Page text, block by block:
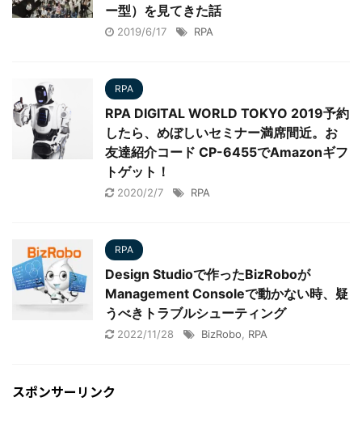
ー型）を見てきた話
2019/6/17 RPA
RPA
RPA DIGITAL WORLD TOKYO 2019予約
したら、めぼしいセミナー満席間近。お
友達紹介コード CP-6455でAmazonギフ
トゲット！
2020/2/7 RPA
RPA
Design Studioで作ったBizRoboが
Management Consoleで動かない時、疑
うべきトラブルシューティング
2022/11/28 BizRobo RPA
スポンサーリンク